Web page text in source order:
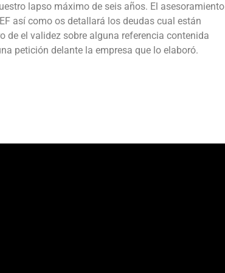
lapso máximo de seis años. El asesoramiento
así­ como os detallará los deudas cual están
de el validez sobre alguna referencia contenida
petición delante la empresa que lo elaboró.